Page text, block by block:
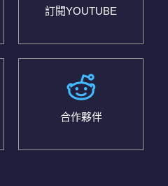
訂閱YOUTUBE
合作夥伴